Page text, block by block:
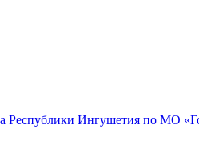
Республики Ингушетия по МО